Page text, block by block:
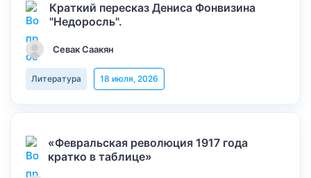
Краткий пересказ Дениса Фонвизина
"Недоросль".
Севак Саакян
Литература 18 июля, 2026
«Февральская революция 1917 года
кратко в таблице»